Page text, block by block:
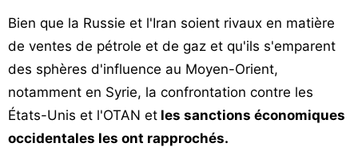
Bien que la Russie et l'Iran soient rivaux en matière
de ventes de pétrole et de gaz et qu'ils s'emparent
des sphères d'influence au Moyen-Orient,
notamment en Syrie, la confrontation contre les
États-Unis et l'OTAN et les sanctions économiques
occidentales les ont rapprochés.